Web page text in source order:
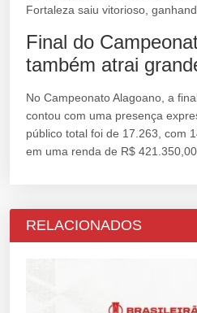
Fortaleza saiu vitorioso,
Final do
também atrai
No Campeonato Alagoano, a
contou com uma presença
público total foi de 17.263, com
em uma renda de R$ 421.350,00.
RELACIONADOS